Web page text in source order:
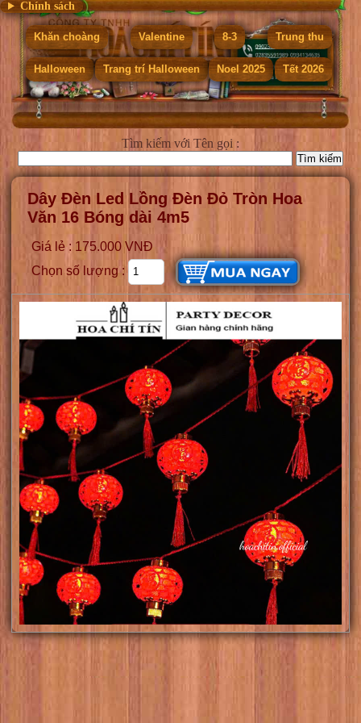
Chính sách
Khăn choàng Valentine 8-3 Trung thu
Halloween Trang trí Halloween Noel 2025 Tết 2026
Tìm kiếm với Tên gọi :
Dây Đèn Led Lồng Đèn Đỏ Tròn Hoa
Văn 16 Bóng dài 4m5
Giá lẻ : 175.000 VNĐ
Chọn số lượng :